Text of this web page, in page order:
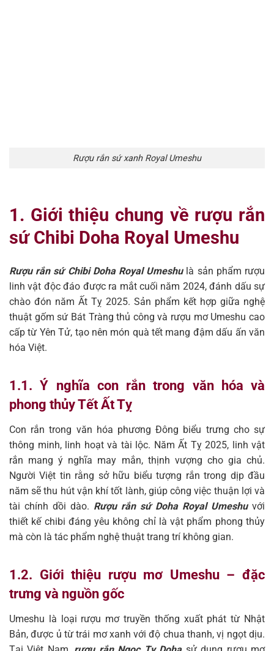
Rượu rắn sứ xanh Royal Umeshu
1. Giới thiệu chung về rượu rắn
sứ Chibi Doha Royal Umeshu
Rượu rắn sứ Chibi Doha Royal Umeshulà sản phẩm rượu
linh vật độc đáo được ra mắt cuối năm 2024, đánh dấu sự
chào đón năm Ất Tỵ 2025. Sản phẩm kết hợp giữa nghệ
thuật gốm sứ Bát Tràng thủ công và rượu mơ Umeshu cao
cấp từ Yên Tử, tạo nên món quà tết mang đậm dấu ấn văn
hóa Việt.
1.1. Ý nghĩa con rắn trong văn hóa và
phong thủy Tết Ất Tỵ
Con rắn trong văn hóa phương Đông biểu trưng cho sự
thông minh, linh hoạt và tài lộc. Năm Ất Tỵ 2025, linh vật
rắn mang ý nghĩa may mắn, thịnh vượng cho gia chủ.
Người Việt tin rằng sở hữu biểu tượng rắn trong dịp đầu
năm sẽ thu hút vận khí tốt lành, giúp công việc thuận lợi và
tài chính dồi dào. Rượu rắn sứ Doha Royal Umeshuvới
thiết kế chibi đáng yêu không chỉ là vật phẩm phong thủy
mà còn là tác phẩm nghệ thuật trang trí không gian.
1.2. Giới thiệu rượu mơ Umeshu – đặc
trưng và nguồn gốc
Umeshu là loại rượu mơ truyền thống xuất phát từ Nhật
Bản, được ủ từ trái mơ xanh với độ chua thanh, vị ngọt dịu.